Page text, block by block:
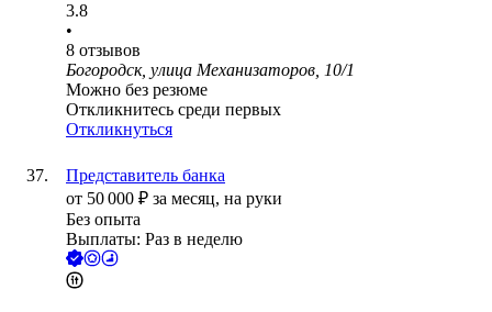
3.8
•
8 отзывов
Богородск, улица Механизаторов, 10/1
Можно без резюме
Откликнитесь среди первых
Откликнуться
Представитель банка
от 50 000 ₽ за месяц, на руки
Без опыта
Выплаты: Раз в неделю